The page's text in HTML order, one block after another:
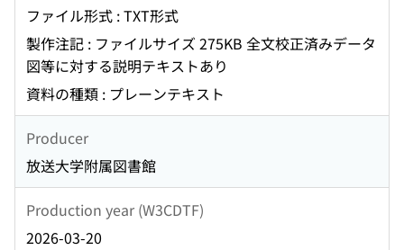
ファイル形式 : TXT形式
製作注記 : ファイルサイズ 275KB 全文校正済みデータ
図等に対する説明テキストあり
資料の種類 : プレーンテキスト
Producer
放送大学附属図書館
Production year (W3CDTF)
2026-03-20